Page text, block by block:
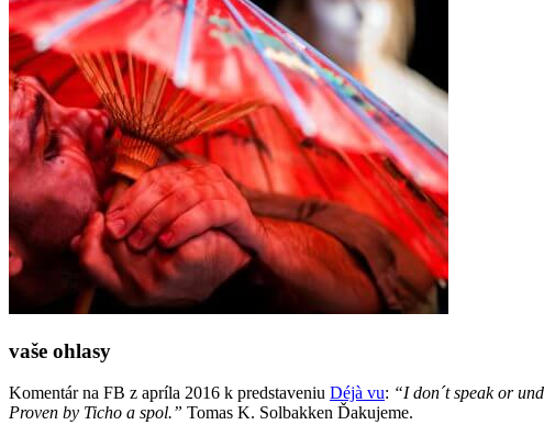
vaše ohlasy
Komentár na FB z apríla 2016 k predstaveniu Déjà vu: “I don´t speak or
Proven by Ticho a spol.” Tomas K. Solbakken Ďakujeme.